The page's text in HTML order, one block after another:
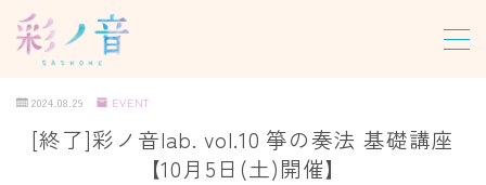
ホーム
2024.08.29 EVENT
[終了]彩ノ音lab. vol.10​​ 箏の奏法 基礎講座
【10月5日(土)開催】